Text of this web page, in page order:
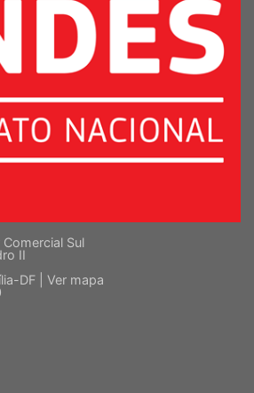
Sul
II
DF | Ver mapa